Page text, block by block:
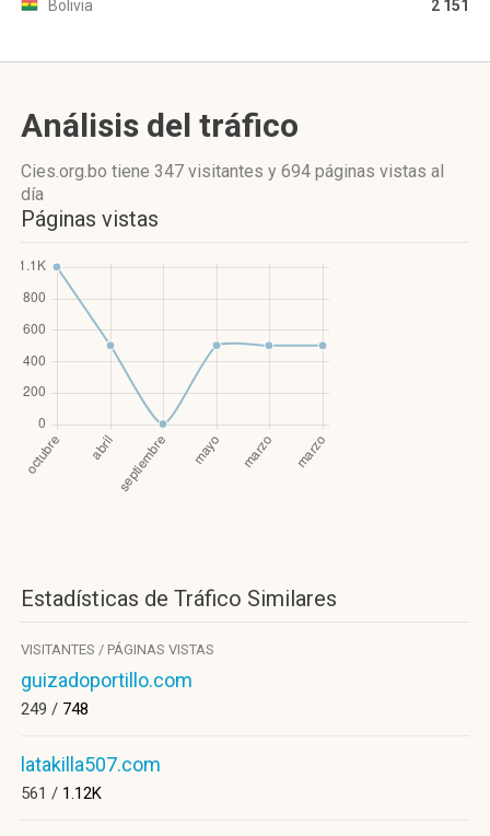
Bolivia 2 151
Análisis del tráfico
Cies.org.bo tiene 347 visitantes y 694 páginas vistas al
día
Páginas vistas
Estadísticas de Tráfico Similares
VISITANTES / PÁGINAS VISTAS
guizadoportillo.com
249 / 748
latakilla507.com
561 / 1.12K